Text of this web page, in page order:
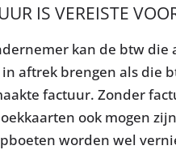
IS VEREISTE
kan de btw
aftrek brengen als die
factuur. Zonder
ook mogen
worden wel